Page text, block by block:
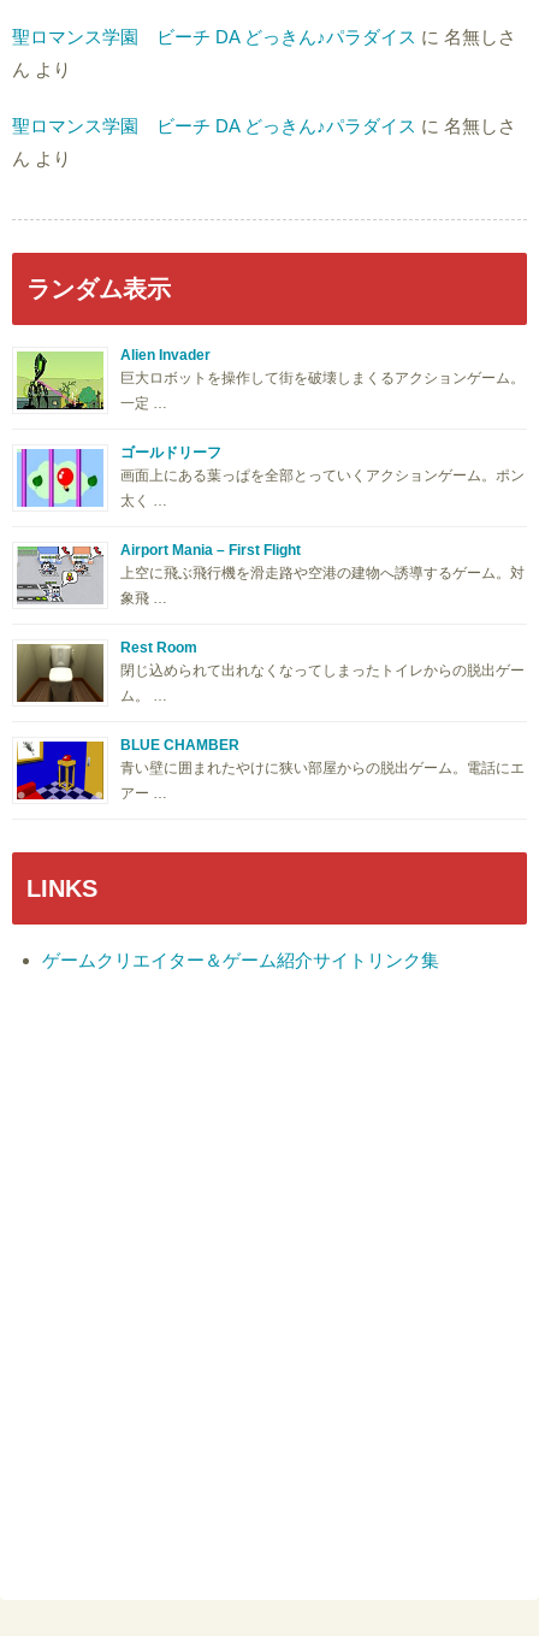
聖ロマンス学園 ビーチ DA どっきん♪パラダイス に 名無しさ
ん より
聖ロマンス学園 ビーチ DA どっきん♪パラダイス に 名無しさ
ん より
ランダム表示
Alien Invader
巨大ロボットを操作して街を破壊しまくるアクションゲーム。
一定 …
ゴールドリーフ
画面上にある葉っぱを全部とっていくアクションゲーム。ポン
太く …
Airport Mania – First Flight
上空に飛ぶ飛行機を滑走路や空港の建物へ誘導するゲーム。対
象飛 …
Rest Room
閉じ込められて出れなくなってしまったトイレからの脱出ゲー
ム。 …
BLUE CHAMBER
青い壁に囲まれたやけに狭い部屋からの脱出ゲーム。電話にエ
アー …
LINKS
ゲームクリエイター＆ゲーム紹介サイトリンク集